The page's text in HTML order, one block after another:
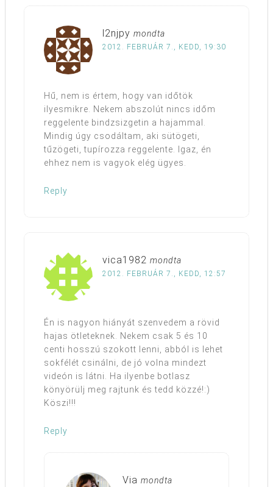
l2njpy mondta
2012. FEBRUÁR 7., KEDD, 19:30
Hű, nem is értem, hogy van időtök
ilyesmikre. Nekem abszolút nincs időm
reggelente bindzsizgetin a hajammal.
Mindig úgy csodáltam, aki sütögeti,
tűzögeti, tupírozza reggelente. Igaz, én
ehhez nem is vagyok elég ügyes.
Reply
vica1982 mondta
2012. FEBRUÁR 7., KEDD, 12:57
Én is nagyon hiányát szenvedem a rövid
hajas ötleteknek. Nekem csak 5 és 10
centi hosszú szokott lenni, abból is lehet
sokfélét csinálni, de jó volna mindezt
videón is látni. Ha ilyenbe botlasz
könyörülj meg rajtunk és tedd közzé!:)
Köszi!!!
Reply
Via mondta